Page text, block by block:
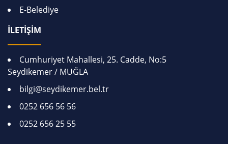
E-Belediye
İLETİŞİM
Cumhuriyet Mahallesi, 25. Cadde, No:5
Seydikemer / MUĞLA
bilgi@seydikemer.bel.tr
0252 656 56 56
0252 656 25 55